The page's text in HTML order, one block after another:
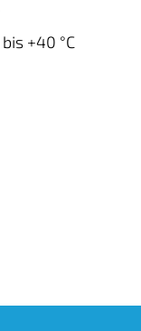
+40 °C